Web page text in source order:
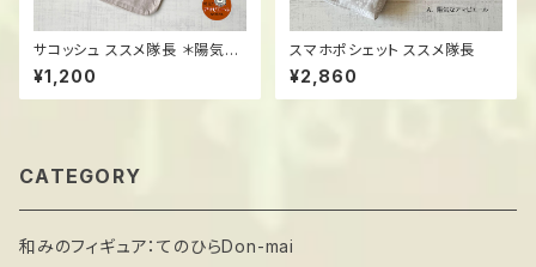
サコッシュ ススメ隊長 ＊陽気な
アマビエール
¥1,200
スマホポシェット ススメ隊長
¥2,860
CATEGORY
和みのフィギュア：てのひらDon-mai